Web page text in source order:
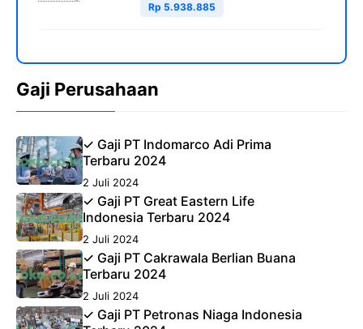
Rp 5.938.885
Gaji Perusahaan
✓ Gaji PT Indomarco Adi Prima
Terbaru 2024
2 Juli 2024
✓ Gaji PT Great Eastern Life
Indonesia Terbaru 2024
2 Juli 2024
✓ Gaji PT Cakrawala Berlian Buana
Terbaru 2024
2 Juli 2024
✓ Gaji PT Petronas Niaga Indonesia